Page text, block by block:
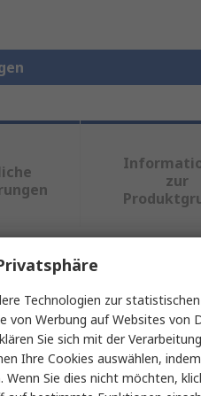
zur
auswählen.
Technologien zur
von Werbung auf Websites von
Sie sich mit der
Ihre Cookies auswählen,
Sie dies nicht möchten,